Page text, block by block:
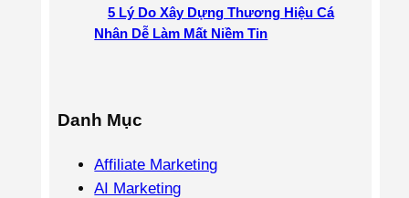
5 Lý Do Xây Dựng Thương Hiệu Cá
Nhân Dễ Làm Mất Niềm Tin
Danh Mục
Affiliate Marketing
AI Marketing